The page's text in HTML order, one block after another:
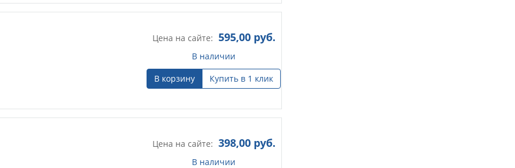
Цена на сайте: 595,00руб.
В наличии
В корзину
Купить в 1 клик
Цена на сайте: 398,00руб.
В наличии